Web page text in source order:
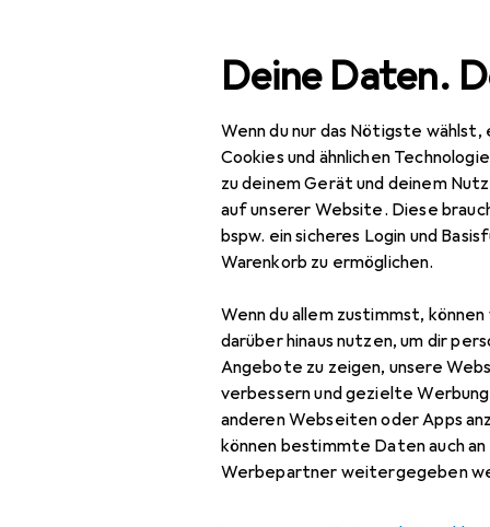
Deine Daten.
Wenn du nur das Nötigste
Cookies und ähnlichen
zu deinem Gerät und deinem
auf unserer Website. Diese
bspw. ein sicheres Login und
Warenkorb zu ermöglichen.
Wenn du allem zustimmst,
darüber hinaus nutzen, um dir
Angebote zu zeigen, unsere
verbessern und gezielte
anderen Webseiten oder Apps
können bestimmte Daten auch
Werbepartner weitergegeben
Navigation nach Kategorien Gesamtsortiment
Zubehör